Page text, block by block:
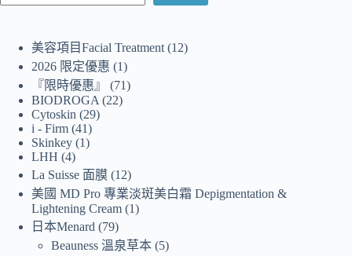
美容項目Facial Treatment 12
2026 限定優惠
1
『限時優惠』
71
BIODROGA
22
Cytoskin
29
i - Firm 41
Skinkey 1
LHH 4
La Suisse 面膜 12
美國 MD Pro 專業淡斑美白霜 Depigmentation &
Lightening Cream 1
日本Menard
79
Beauness 溫泉草本 5